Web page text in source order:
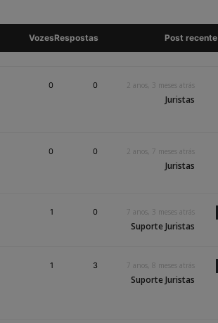
VozesRespostas Post recente
0 0 2 anos, 3 meses atrás
Juristas
0 0 2 anos, 7 meses atrás
Juristas
1 0 7 anos, 3 meses atrás
Suporte Juristas
1 3 7 anos, 8 meses atrás
Suporte Juristas